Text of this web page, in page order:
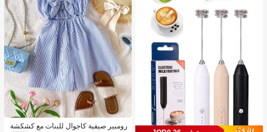
رومبير صيفية كاجوال للبنات مع كشكشة